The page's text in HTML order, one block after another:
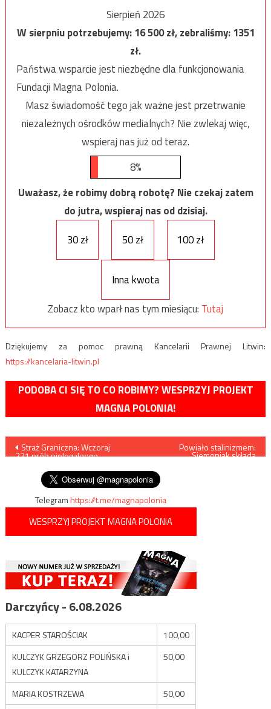
Sierpień 2026
W sierpniu potrzebujemy:16 500zł, zebraliśmy:1351
zł.
Państwa wsparcie jest niezbędne dla funkcjonowania
Fundacji Magna Polonia.
Masz świadomość tego jak ważne jest przetrwanie
niezależnych ośrodków medialnych? Nie zwlekaj więc,
wspieraj nas już od teraz.
8%
Uważasz, że robimy dobrą robotę? Nie czekaj zatem
do jutra, wspieraj nas od dzisiaj.
30 zł
50 zł 100 zł
Inna kwota
Zobacz kto wparł nas tym miesiącu: Tutaj
Dziękujemy za pomoc prawną Kancelarii Prawnej Litwin:
https://kancelaria-litwin.pl
PODOBA CI SIĘ TO CO ROBIMY? WESPRZYJ PROJEKT
MAGNA POLONIA!
Nawigacja
wpisu
Straż Graniczna: Wczoraj
271 prób nielegalnego
Powiało stalinizmem:
Siemoniak składa
Telegramhttps://t.me/magnapolonia
WESPRZYJ PROJEKT MAGNA POLONIA
Darczyńcy - 6.08.2026
KACPER STAROŚCIAK
100,00
KULCZYK GRZEGORZ POLIŃSKA i
KULCZYK KATARZYNA
50,00
MARIA KOSTRZEWA
50,00